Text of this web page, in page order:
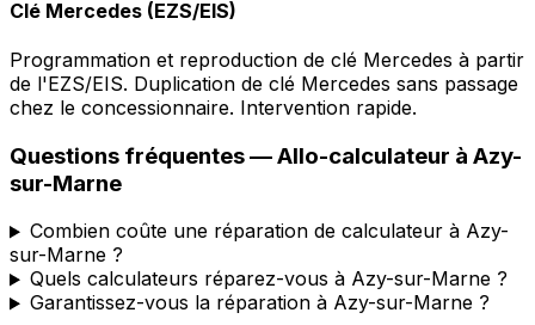
Clé Mercedes (EZS/EIS)
Programmation et reproduction de clé Mercedes à partir
de l'EZS/EIS. Duplication de clé Mercedes sans passage
chez le concessionnaire. Intervention rapide.
Questions fréquentes —Allo-calculateur à Azy-
sur-Marne
Combien coûte une réparation de calculateur à Azy-
sur-Marne ?
Quels calculateurs réparez-vous à Azy-sur-Marne ?
Garantissez-vous la réparation à Azy-sur-Marne ?